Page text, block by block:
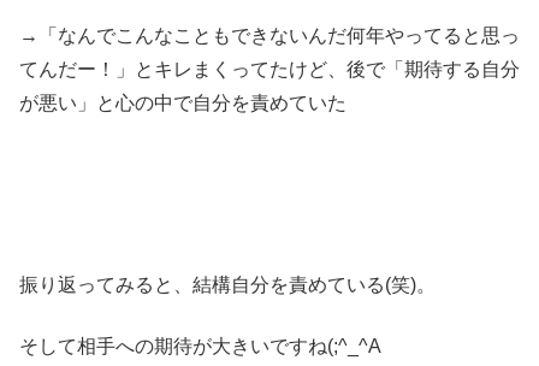
→「なんでこんなこともできないんだ何年やってると思っ
てんだー！」とキレまくってたけど、後で「期待する自分
が悪い」と心の中で自分を責めていた
振り返ってみると、結構自分を責めている(笑)。
そして相手への期待が大きいですね(;^_^A